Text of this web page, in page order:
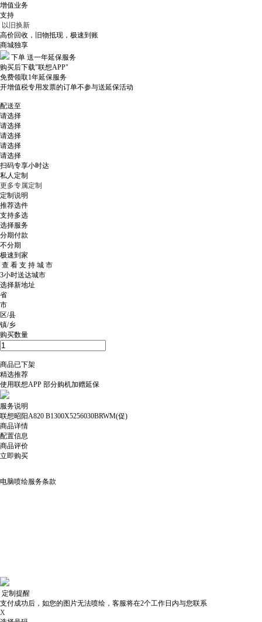
增值业务
支持
以旧换新
高价回收，旧物抵现，极速到账
商城独享
下单 送一年延保服务
购买后下载"联想APP"
免费领取1年延保服务
开增值税专用发票的订单不参与送延保活动
配送至
请选择
请选择
请选择
请选择
请选择
扫码专享小时达
私人定制
更多专属定制
定制说明
推荐选件
支持多选
选择服务
分期付款
不分期
极速到家
查 看 支 持 城 市
3小时送达城市
选择新地址
省
市
区/县
镇/乡
购买数量
商品已下架
精选推荐
使用联想APP 部分购机加赠延保
服务说明
联想昭阳A820 B1300X5256030BRWM(促)
商品详情
配置信息
商品评价
立即购买
电脑喷绘服务条款
定制提醒
支付成功后，如您的图片无法喷绘，客服将在2个工作日内与您联系
X